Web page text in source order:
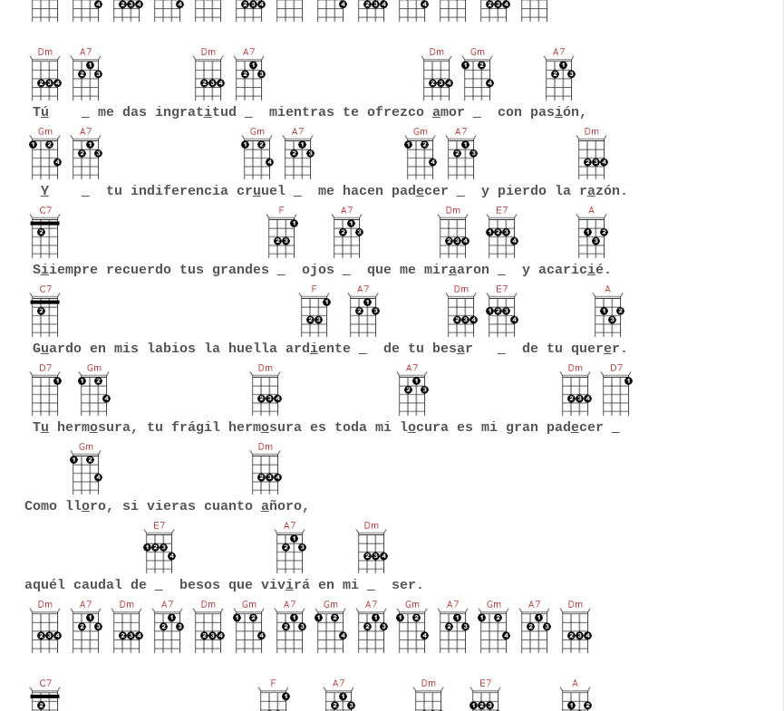
Tú me das ingratitud mientras te ofrezco amor con pasión,
Y tu indiferencia cruuel me hacen padecer y pierdo la razón.
Siiempre recuerdo tus grandes ojos que me miraaron y acaricié.
Guardo en mis labios la huella ardiente de tu besar de tu querer.
Tu hermosura, tu frágil hermosura es toda mi locura es mi gran padecer
Como lloro, si vieras cuanto añoro,
aquél caudal de besos que vivirá en mi ser.